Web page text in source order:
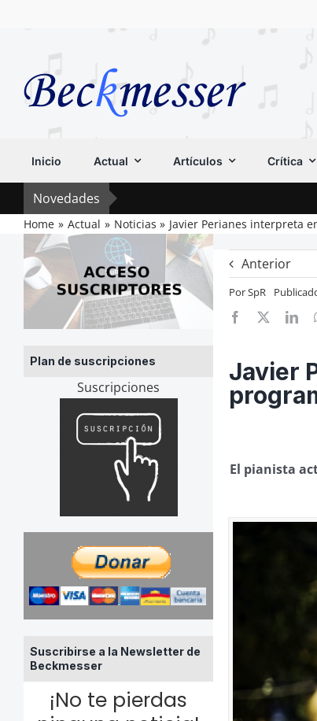
Inicio Actual Artículos Crítica
Novedades
Home Actual Noticias Javier Perianes interpreta
Plan de suscripciones
Suscripciones
Suscribirse a la Newsletter de
Beckmesser
¡No te pierdas
Anterior
PorSpR
Javier
El pianista